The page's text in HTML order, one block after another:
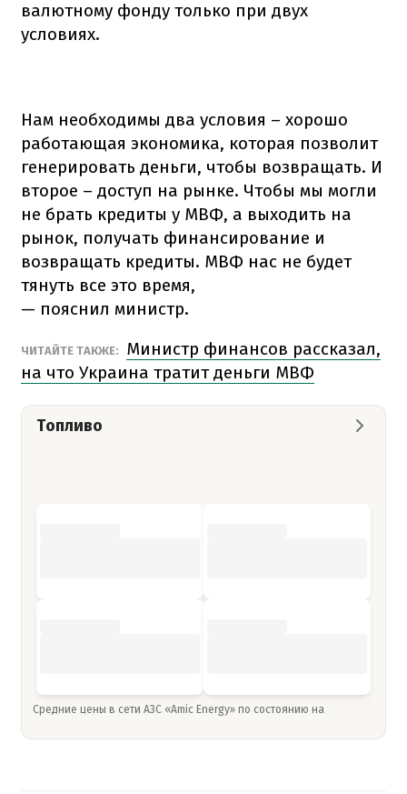
валютному фонду только при двух
условиях.
Нам необходимы два условия – хорошо
работающая экономика, которая позволит
генерировать деньги, чтобы возвращать. И
второе – доступ на рынке. Чтобы мы могли
не брать кредиты у МВФ, а выходить на
рынок, получать финансирование и
возвращать кредиты. МВФ нас не будет
тянуть все это время,
— пояснил министр.
ЧИТАЙТЕ ТАКЖЕ:
Министр финансов рассказал,
на что Украина тратит деньги МВФ
Топливо
Средние цены в сети АЗС «Amic Energy» по состоянию на